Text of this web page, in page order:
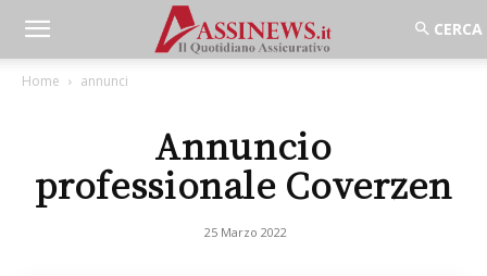
Home annunci
Annuncio
professionale Coverzen
25 Marzo 2022